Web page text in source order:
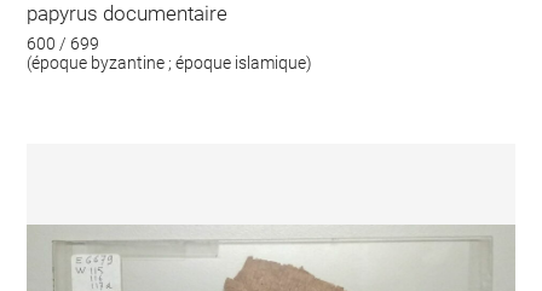
papyrus documentaire
600 / 699
(époque byzantine ; époque islamique)